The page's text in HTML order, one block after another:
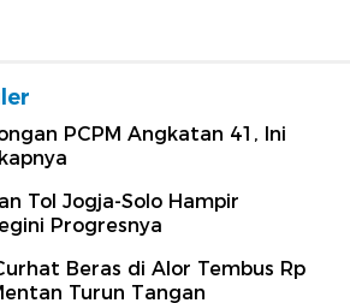
PCPM Angkatan 41, Ini
Tol Jogja-Solo Hampir
Progresnya
Beras di Alor Tembus Rp
Turun Tangan